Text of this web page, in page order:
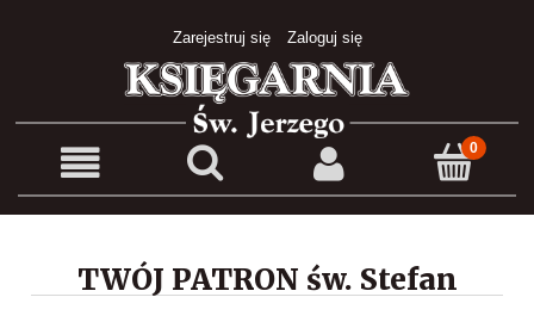
Zarejestruj się Zaloguj się
TWÓJ PATRON św. Stefan